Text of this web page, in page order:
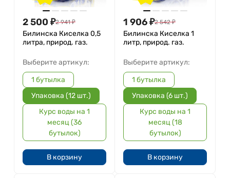
2 500 ₽2 941 ₽
Билинска Киселка 0,5
литра, природ. газ.
Выберите артикул:
1 бутылка
Упаковка (12 шт.)
Курс воды на 1
месяц (36
бутылок)
В корзину
1 906₽2 542 ₽
Билинска Киселка 1
литр, природ. газ.
Выберите артикул:
1 бутылка
Упаковка (6 шт.)
Курс воды на 1
месяц (18
бутылок)
В корзину